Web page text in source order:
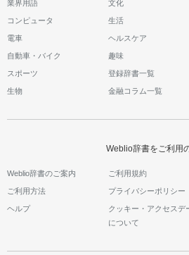
業界用語 文化
コンピュータ 生活
電車 ヘルスケア
自動車・バイク 趣味
スポーツ 登録辞書一覧
生物 金融コラム一覧
Weblio辞書をご利用
Weblio辞書のご案内 ご利用規約
ご利用方法 プライバシーポリシー
ヘルプ
クッキー・アクセスデ
について